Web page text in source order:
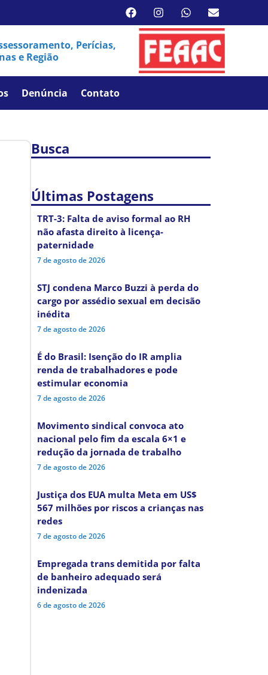
Perícias,
e Região
Denúncia Contato
Busca
Últimas Postagens
TRT-3: Falta de aviso formal ao RH
não afasta direito à licença-
paternidade
7 de agosto de 2026
STJ condena Marco Buzzi à perda do
cargo por assédio sexual em decisão
inédita
7 de agosto de 2026
É do Brasil: Isenção do IR amplia
renda de trabalhadores e pode
estimular economia
7 de agosto de 2026
Movimento sindical convoca ato
nacional pelo fim da escala 6×1 e
redução da jornada de trabalho
7 de agosto de 2026
Justiça dos EUA multa Meta em US$
567 milhões por riscos a crianças nas
redes
7 de agosto de 2026
Empregada trans demitida por falta
de banheiro adequado será
indenizada
6 de agosto de 2026